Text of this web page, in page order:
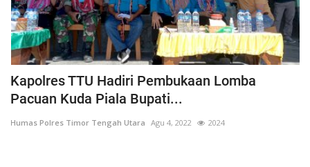
Kapolres TTU Hadiri Pembukaan Lomba
Pacuan Kuda Piala Bupati...
Humas Polres Timor Tengah Utara Agu 4, 2022 2024